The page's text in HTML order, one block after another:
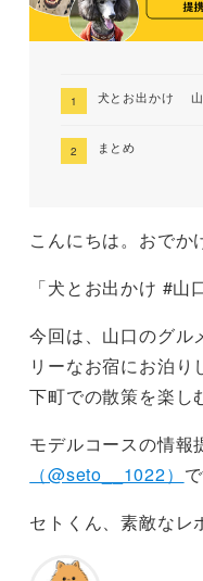
犬とお出かけ 山
まとめ
こんにちは。おでか
「犬とお出かけ #山
今回は、山口のグル
リーなお宿にお泊
下町での散策を楽し
モデルコースの情報
（@seto__1022）
セトくん、素敵なレ